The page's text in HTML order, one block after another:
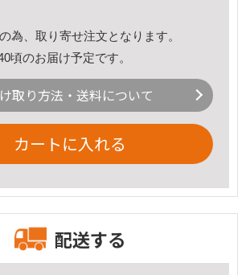
為、取り寄せ注文となります。
頃のお届け予定です。
取り方法・送料について
カートに入れる
配送する